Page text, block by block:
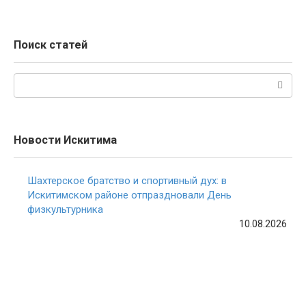
Поиск статей
Новости Искитима
Шахтерское братство и спортивный дух: в
Искитимском районе отпраздновали День
физкультурника
10.08.2026